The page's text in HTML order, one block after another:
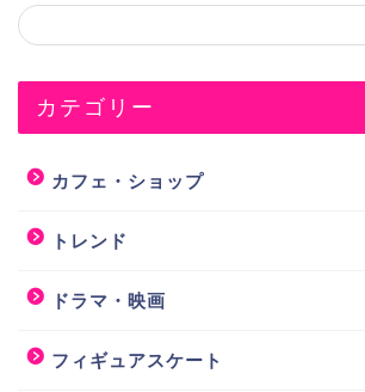
カテゴリー
カフェ・ショップ
トレンド
ドラマ・映画
フィギュアスケート